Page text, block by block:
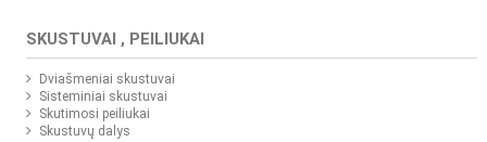
SKUSTUVAI , PEILIUKAI
Dviašmeniai skustuvai
Sisteminiai skustuvai
Skutimosi peiliukai
Skustuvų dalys